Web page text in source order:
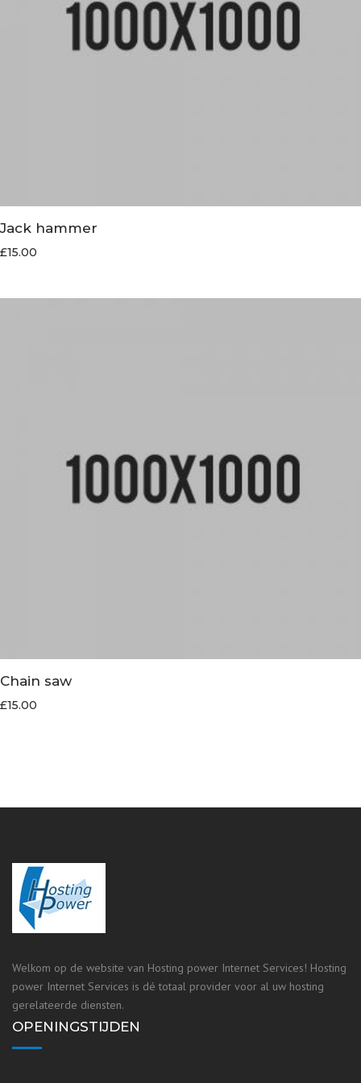
Jack hammer
£15.00
Chain saw
£15.00
Welkom op de website van Hosting power Internet Services! Hosting
power Internet Services is dé totaal provider voor al uw hosting
gerelateerde diensten.
OPENINGSTIJDEN